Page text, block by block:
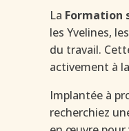
La Formation
les Yvelines,
du travail.
activement à
Implantée à
recherchiez